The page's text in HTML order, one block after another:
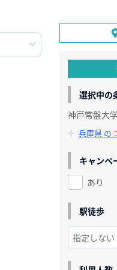
選択中の
神戸常盤大
兵庫県 の
キャンペ
あり
駅徒歩